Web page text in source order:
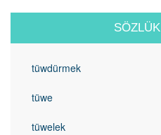
tüwdürmek
tüwe
tüwelek